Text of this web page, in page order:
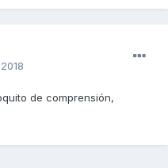
de comprensión,